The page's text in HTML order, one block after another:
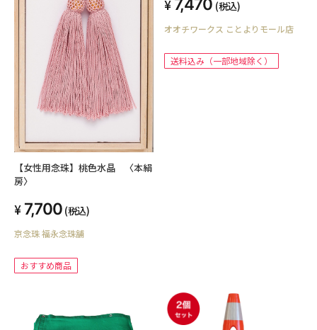
【女性用念珠】桃色水晶 〈本絹
房〉
7,700 (税込)
京念珠 福永念珠舗
おすすめ商品
7,470 (税込)
オオチワークス ことよりモール店
送料込み（一部地域除く）